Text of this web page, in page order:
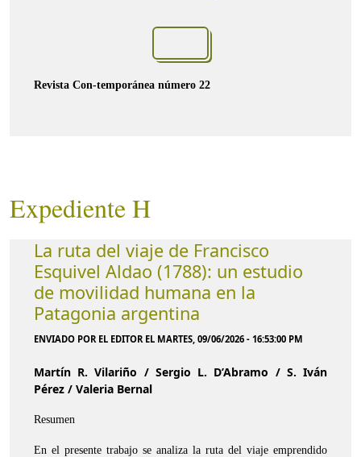
Revista Con-temporánea número 22
Expediente H
La ruta del viaje de Francisco
Esquivel Aldao (1788): un estudio
de movilidad humana en la
Patagonia argentina
ENVIADO POR EL EDITOR EL MARTES, 09/06/2026 - 16:53:00 PM
Martín R. Vilariño / Sergio L. D’Abramo / S. Iván
Pérez / Valeria Bernal
Resumen
En el presente trabajo se analiza la ruta del viaje emprendido